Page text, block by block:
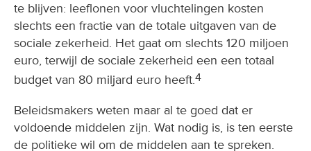
te blijven: leeflonen voor vluchtelingen kosten
slechts een fractie van de totale uitgaven van de
sociale zekerheid. Het gaat om slechts 120 miljoen
euro, terwijl de sociale zekerheid een een totaal
budget van 80 miljard euro heeft.4
Beleidsmakers weten maar al te goed dat er
voldoende middelen zijn. Wat nodig is, is ten eerste
de politieke wil om de middelen aan te spreken.